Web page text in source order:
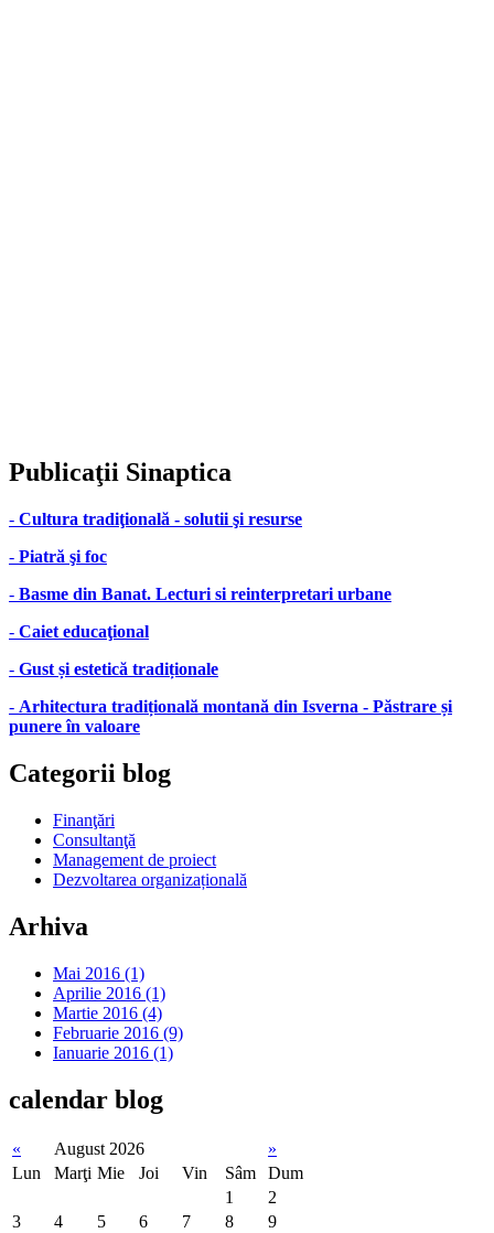
Publicaţii Sinaptica
- Cultura tradiţională - solutii şi resurse
- Piatră şi foc
- Basme din Banat. Lecturi si reinterpretari urbane
- Caiet educaţional
- Gust și estetică tradiționale
- Arhitectura tradițională montană din Isverna - Păstrare și
punere în valoare
Categorii blog
Finanţări
Consultanţă
Management de proiect
Dezvoltarea organizațională
Arhiva
Mai 2016 (1)
Aprilie 2016 (1)
Martie 2016 (4)
Februarie 2016 (9)
Ianuarie 2016 (1)
calendar blog
« August 2026
»
Lun
Marţi Mie Joi Vin Sâm
Dum
1
2
3
4 5 6 7 8
9